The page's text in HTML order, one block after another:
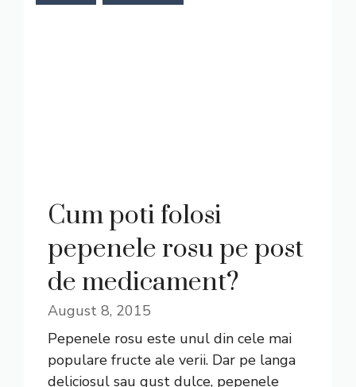
Cum poti folosi
pepenele rosu pe post
de medicament?
August 8, 2015
Pepenele rosu este unul din cele mai
populare fructe ale verii. Dar pe langa
deliciosul sau gust dulce, pepenele